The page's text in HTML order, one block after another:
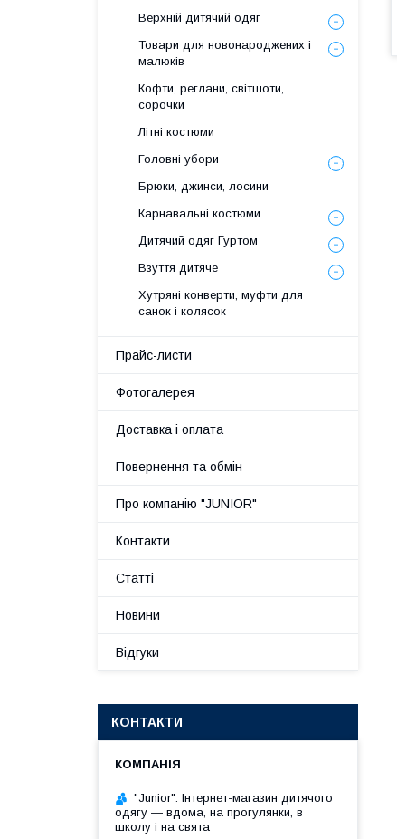
Верхній дитячий одяг
Товари для новонароджених і
малюків
Кофти, реглани, світшоти,
сорочки
Літні костюми
Головні убори
Брюки, джинси, лосини
Карнавальні костюми
Дитячий одяг Гуртом
Взуття дитяче
Хутряні конверти, муфти для
санок і колясок
Прайс-листи
Фотогалерея
Доставка і оплата
Повернення та обмін
Про компанію "JUNIOR"
Контакти
Статті
Новини
Відгуки
КОНТАКТИ
"Junior": Інтернет-магазин дитячого
одягу — вдома, на прогулянки, в
школу і на свята